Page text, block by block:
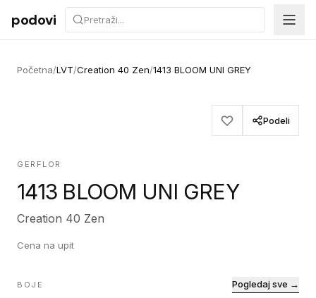
Preskoči na sadržaj
podovi
Početna/LVT/Creation 40 Zen/1413 BLOOM UNI GREY
Podeli
GERFLOR
1413 BLOOM UNI GREY
Creation 40 Zen
Cena na upit
BOJE Pogledaj sve →